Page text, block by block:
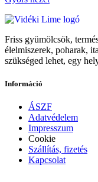
Friss gyümölcsök,
élelmiszerek, poharak,
szükséged lehet, egy
Információ
ÁSZF
Adatvédelem
Impresszum
Cookie
Szállítás, fizetés
Kapcsolat